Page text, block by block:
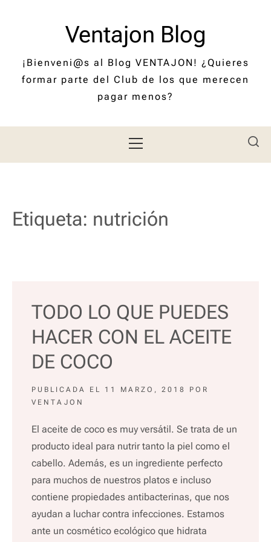
Ventajon Blog
¡Bienveni@s al Blog VENTAJON! ¿Quieres
formar parte del Club de los que merecen
pagar menos?
principal
Etiqueta: nutrición
TODO LO QUE PUEDES
HACER CON EL ACEITE
DE COCO
PUBLICADA EL 11 MARZO, 2018
POR
VENTAJON
El aceite de coco es muy versátil. Se trata de un
producto ideal para nutrir tanto la piel como el
cabello. Además, es un ingrediente perfecto
para muchos de nuestros platos e incluso
contiene propiedades antibacterinas, que nos
ayudan a luchar contra infecciones. Estamos
ante un cosmético ecológico que hidrata